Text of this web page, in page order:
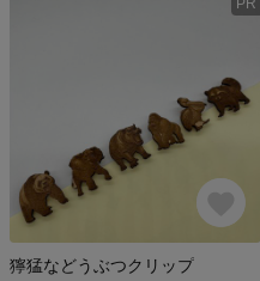
獰猛などうぶつクリップ